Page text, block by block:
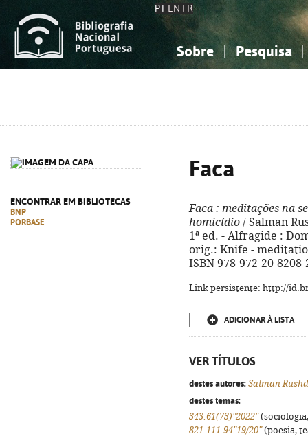
PT EN FR
Sobre Pesquisa
ENCONTRAR EM BIBLIOTECAS
BNP
PORBASE
Faca
Faca : meditações na
homicídio / Salman
1ª ed. - Alfragide :
orig.: Knife -
ISBN 978-972-20-8208-
Link persistente: http://
ADICIONAR À LISTA
VER TÍTULOS
destes autores: Salman
destes temas:
343.61(73)"2022"
821.111-94"19/20"(poesia,